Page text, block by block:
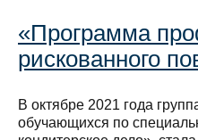
«Программа
рискованного
В октябре 2021 года
обучающихся по